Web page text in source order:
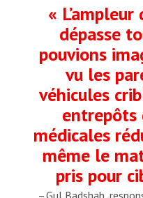
«
dépasse
pouvions
vu les
véhicules
entrepôts
médicales
même le
pris pour
– Gul Badshah,